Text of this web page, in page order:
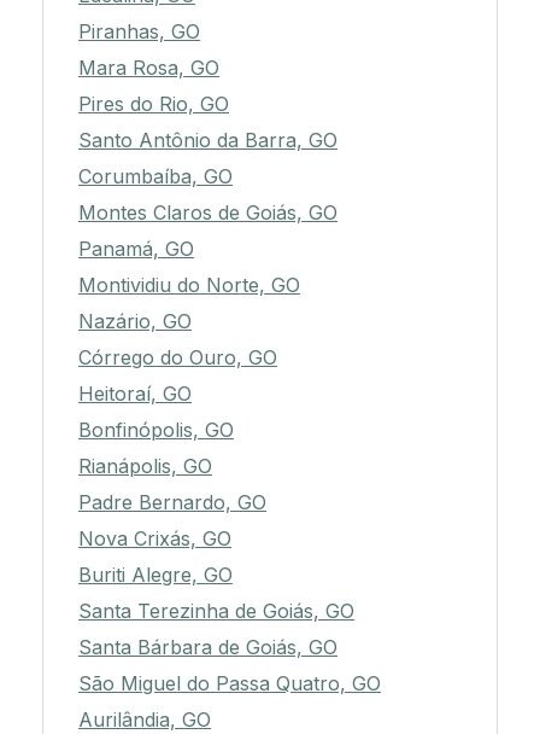
Piranhas, GO
Mara Rosa, GO
Pires do Rio, GO
Santo Antônio da Barra, GO
Corumbaíba, GO
Montes Claros de Goiás, GO
Panamá, GO
Montividiu do Norte, GO
Nazário, GO
Córrego do Ouro, GO
Heitoraí, GO
Bonfinópolis, GO
Rianápolis, GO
Padre Bernardo, GO
Nova Crixás, GO
Buriti Alegre, GO
Santa Terezinha de Goiás, GO
Santa Bárbara de Goiás, GO
São Miguel do Passa Quatro, GO
Aurilândia, GO